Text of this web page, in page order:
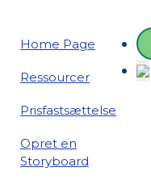
Home Page
Ressourcer
Prisfastsættelse
Opret en
Storyboard